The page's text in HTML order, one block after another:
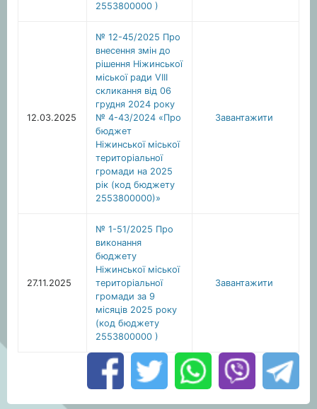
2553800000 )
12.03.2025
№ 12-45/2025 Про
внесення змін до
рішення Ніжинської
міської ради VІІІ
скликання від 06
грудня 2024 року
№ 4-43/2024 «Про
бюджет
Ніжинської міської
територіальної
громади на 2025
рік (код бюджету
2553800000)»
Завантажити
27.11.2025
№ 1-51/2025 Про
виконання
бюджету
Ніжинської міської
територіальної
громади за 9
місяців 2025 року
(код бюджету
2553800000 )
Завантажити